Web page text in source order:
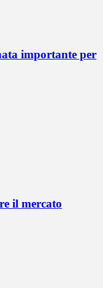
importante per
il mercato